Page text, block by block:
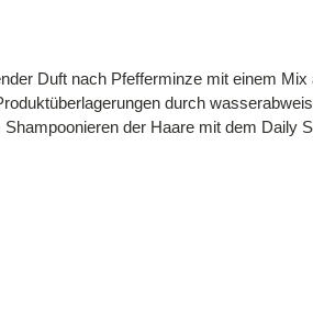
durch
lassen. Anschließend gründlich
hartnäckigen wasserabweisenden